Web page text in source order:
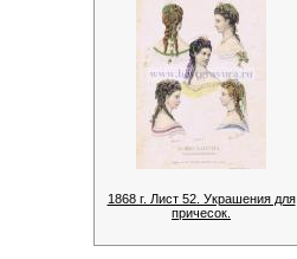
1868 г. Лист 52. Украшения для
причесок.